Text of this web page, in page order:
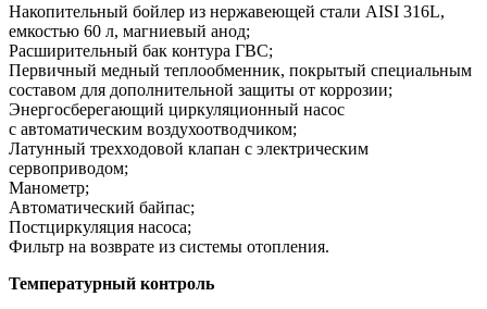
Накопительный бойлер из нержавеющей стали AISI 316L,
емкостью 60 л, магниевый анод;
Расширительный бак контура ГВС;
Первичный медный теплообменник, покрытый специальным
составом для дополнительной защиты от коррозии;
Энергосберегающий циркуляционный насос
с автоматическим воздухоотводчиком;
Латунный трехходовой клапан с электрическим
сервоприводом;
Манометр;
Автоматический байпас;
Постциркуляция насоса;
Фильтр на возврате из системы отопления.
Температурный контроль